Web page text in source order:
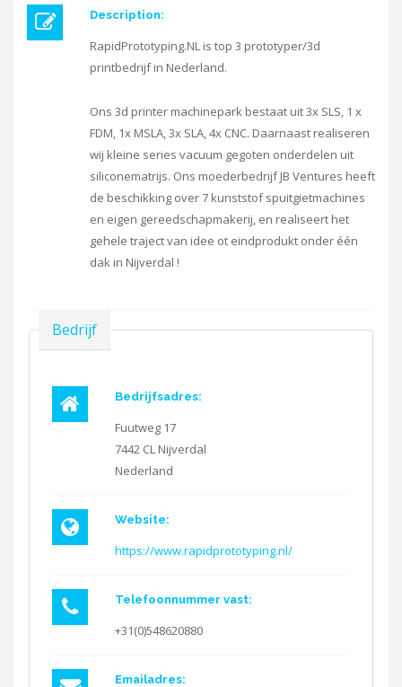
Description:
RapidPrototyping.NL is top 3 prototyper/3d
printbedrijf in Nederland.
Ons 3d printer machinepark bestaat uit 3x SLS, 1 x
FDM, 1x MSLA, 3x SLA, 4x CNC. Daarnaast realiseren
wij kleine series vacuum gegoten onderdelen uit
siliconematrijs. Ons moederbedrijf JB Ventures heeft
de beschikking over 7 kunststof spuitgietmachines
en eigen gereedschapmakerij, en realiseert het
gehele traject van idee ot eindprodukt onder één
dak in Nijverdal !
Verbergen
Bedrijf
Bedrijfsadres:
Fuutweg 17
7442 CL Nijverdal
Nederland
Website:
https://www.rapidprototyping.nl/
Telefoonnummer vast:
+31(0)548620880
Emailadres: